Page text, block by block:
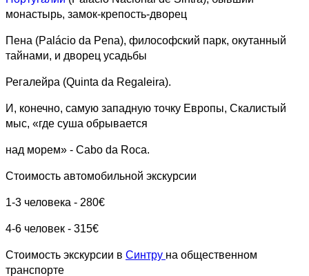
монастырь, замок-крепость-дворец
Пена (Palácio da Pena), философский парк, окутанный
тайнами, и дворец усадьбы
Регалейра (Quinta da Regaleira).
И, конечно, самую западную точку Европы, Скалистый
мыс, «где суша обрывается
над морем» - Cabo da Roca.
Стоимость автомобильной экскурсии
1-3 человека - 280€
4-6 человек - 315€
Стоимость экскурсии в Синтру на общественном
транспорте